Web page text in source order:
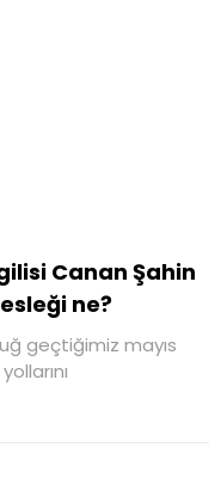
Canan Şahin
ne?
geçtiğimiz mayıs